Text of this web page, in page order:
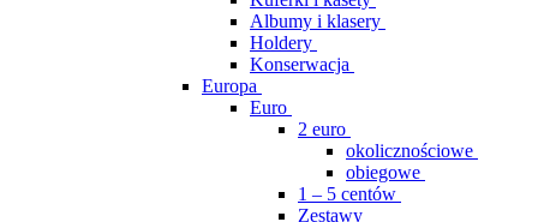
Albumy i klasery
Holdery
Konserwacja
Europa
Euro
2 euro
okolicznościowe
obiegowe
1 – 5 centów
Zestawy